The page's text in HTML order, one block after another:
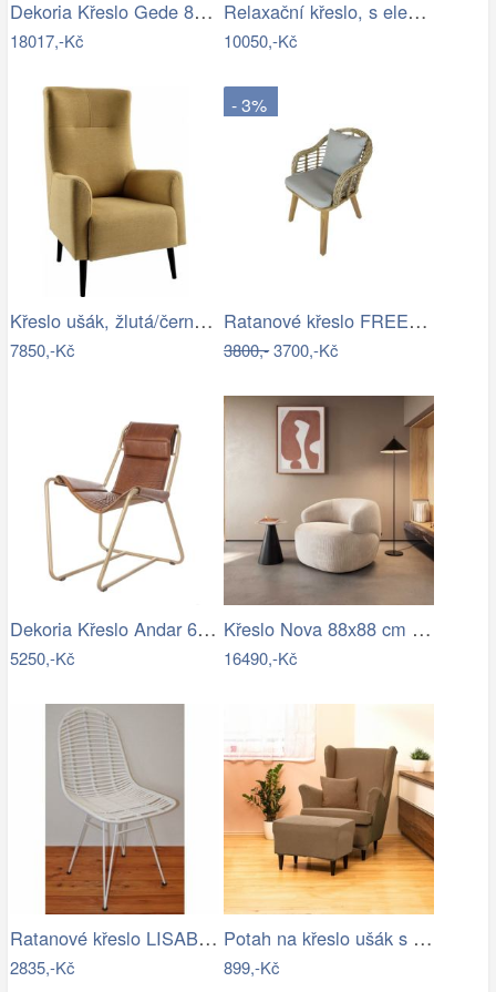
Dekoria Křeslo Gede 80x80x74cm, 80 x 80…
18017,-Kč
Relaxační křeslo, s elektrickou funkcí…
10050,-Kč
Křeslo ušák, žlutá/černá, SAMY Mdum
7850,-Kč
- 3%
Ratanové křeslo FREE - šedý ratan
3800,-3700,-Kč
Dekoria Křeslo Andar 65x91x91cm, 65 x…
5250,-Kč
Křeslo Nova 88x88 cm manšestr béžová
16490,-Kč
Ratanové křeslo LISABON - bílé
2835,-Kč
Potah na křeslo ušák s podsedákem…
899,-Kč